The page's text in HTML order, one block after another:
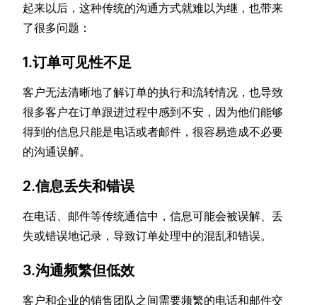
起来以后，这种传统的沟通方式就难以为继，也带来
了很多问题：
1.订单可见性不足
客户无法清晰地了解订单的执行和流转情况，也导致
很多客户在订单跟进过程中感到不安，因为他们能够
得到的信息只能是电话或者邮件，很容易造成不必要
的沟通误解。
2.信息丢失和错误
在电话、邮件等传统通信中，信息可能会被误解、丢
失或错误地记录，导致订单处理中的混乱和错误。
3.沟通频繁但低效
客户和企业的销售团队之间需要频繁的电话和邮件交